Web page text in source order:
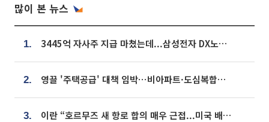
많이 본 뉴스
1. 3445억 자사주 지급 마쳤는데...삼성전자 DX노조, 뒤늦은 '떼쓰기 집회'
2. 영끌 '주택공급' 대책 임박⋯비아파트·도심복합까지 총동원
3. 이란 “호르무즈 새 항로 합의 매우 근접...미국 배상 먼저”